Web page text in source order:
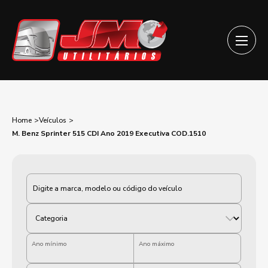
Home
Veículos
M. Benz Sprinter 515 CDI Ano 2019 Executiva COD.1510
Categoria
Ano mínimo Ano máximo